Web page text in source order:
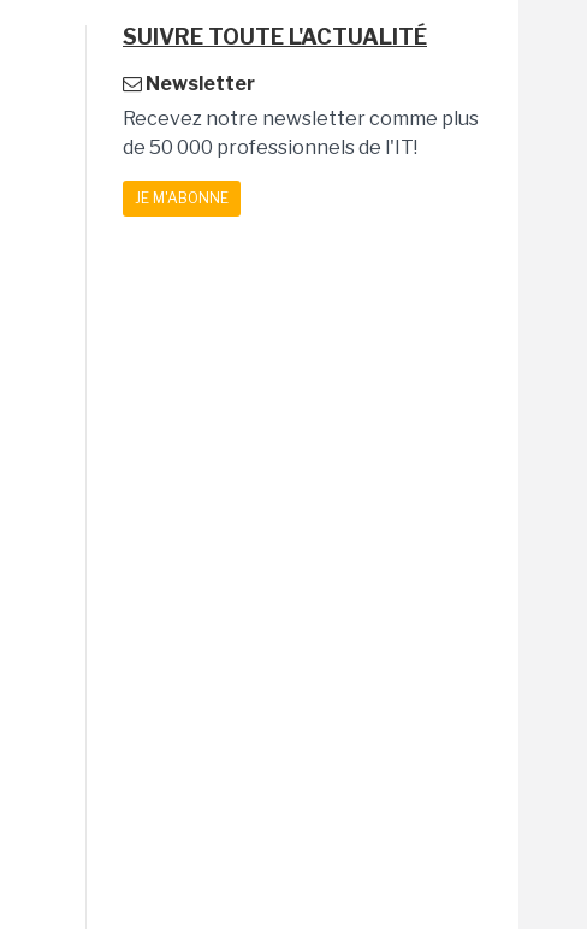
SUIVRE TOUTE L'ACTUALITÉ
Newsletter
Recevez notre newsletter comme plus
de 50 000 professionnels de l'IT!
JE M'ABONNE